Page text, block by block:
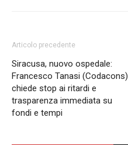
Articolo precedente
Siracusa, nuovo ospedale:
Francesco Tanasi (Codacons)
chiede stop ai ritardi e
trasparenza immediata su
fondi e tempi